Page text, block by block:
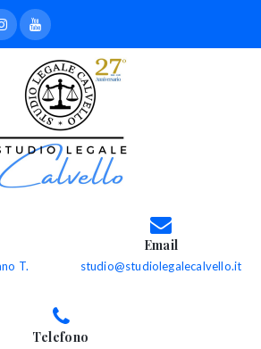
T.
Email
studio@studiolegalecalvello.it
Telefono